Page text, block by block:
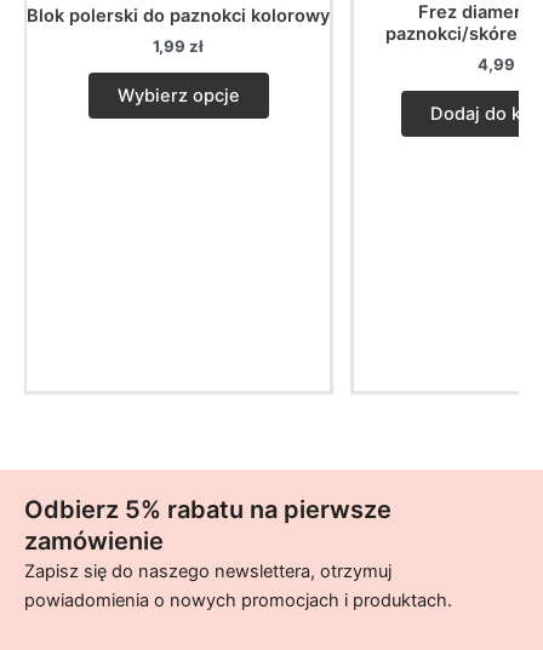
Blok polerski do paznokci kolorowy
1,99 zł
Wybierz opcje
This
the
Frez
paznokci/skórek
4,99
Dodaj do
Odbierz 5% rabatu na pierwsze
zamówienie
Zapisz się do naszego newslettera, otrzymuj
powiadomienia o nowych promocjach i produktach.